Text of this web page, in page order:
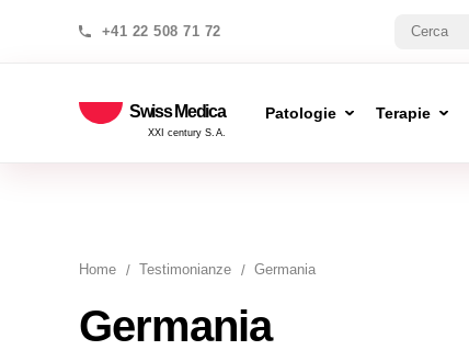
+41 22 508 71 72
Swiss Medica
XXI century S.A.
Patologie Terapie
Home Testimonianze Germania
Germania